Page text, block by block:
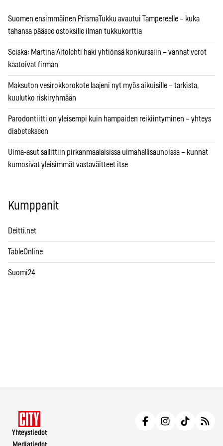
Suomen ensimmäinen PrismaTukku avautui Tampereelle – kuka
tahansa pääsee ostoksille ilman tukkukorttia
Seiska: Martina Aitolehti haki yhtiönsä konkurssiin – vanhat verot
kaatoivat firman
Maksuton vesirokkorokote laajeni nyt myös aikuisille – tarkista,
kuulutko riskiryhmään
Parodontiitti on yleisempi kuin hampaiden reikiintyminen – yhteys
diabetekseen
Uima-asut sallittiin pirkanmaalaisissa uimahallisaunoissa – kunnat
kumosivat yleisimmät vastaväitteet itse
Kumppanit
Deitti.net
TableOnline
Suomi24
Yhteystiedot